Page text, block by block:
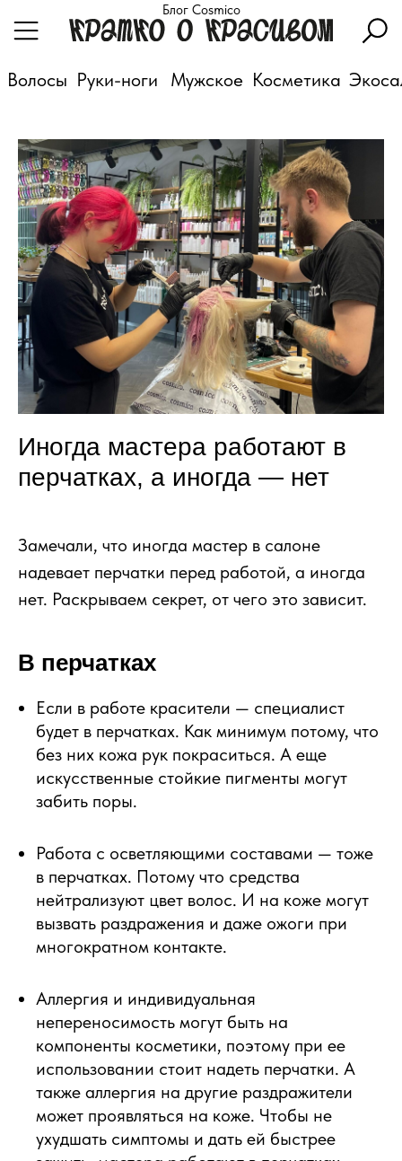
Блог Cosmico
Мужское
Руки-ноги
Волосы Косметика
Иногда мастера работают в
перчатках, а иногда — нет
Замечали, что иногда мастер в салоне
надевает перчатки перед работой, а иногда
нет. Раскрываем секрет, от чего это зависит.
В перчатках
Если в работе красители — специалист
будет в перчатках. Как минимум потому, что
без них кожа рук покраситься. А еще
искусственные стойкие пигменты могут
забить поры.
Работа с осветляющими составами — тоже
в перчатках. Потому что средства
нейтрализуют цвет волос. И на коже могут
вызвать раздражения и даже ожоги при
многократном контакте.
Аллергия и индивидуальная
непереносимость могут быть на
компоненты косметики, поэтому при ее
использовании стоит надеть перчатки. А
также аллергия на другие раздражители
может проявляться на коже. Чтобы не
ухудшать симптомы и дать ей быстрее